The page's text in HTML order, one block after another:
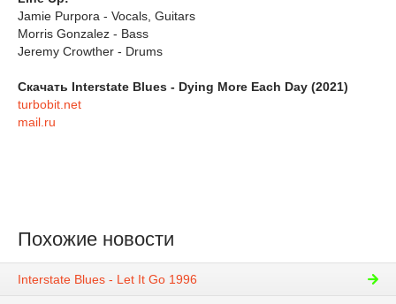
Jamie Purpora - Vocals, Guitars
Morris Gonzalez - Bass
Jeremy Crowther - Drums
Скачать Interstate Blues - Dying More Each Day (2021)
turbobit.net
mail.ru
Похожие новости
Interstate Blues - Let It Go 1996